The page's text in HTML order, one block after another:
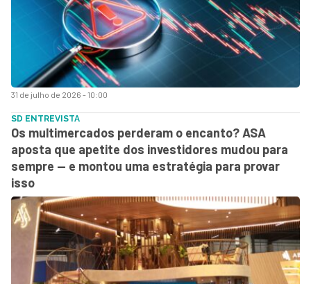
31 de julho de 2026 - 10:00
SD ENTREVISTA
Os multimercados perderam o encanto? ASA
aposta que apetite dos investidores mudou para
sempre — e montou uma estratégia para provar
isso